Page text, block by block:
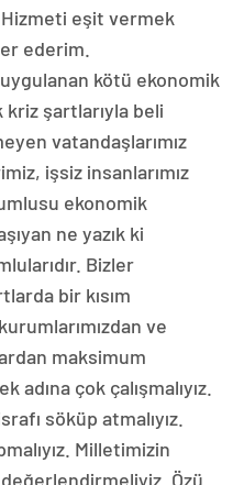
eşit vermek
ederim.
uygulanan kötü ekonomik
şartlarıyla beli
vatandaşlarımız
işsiz insanlarımız
ekonomik
ne yazık ki
Bizler
bir kısım
ve
maksimum
adına çok çalışmalıyız.
söküp atmalıyız.
Milletimizin
Özü